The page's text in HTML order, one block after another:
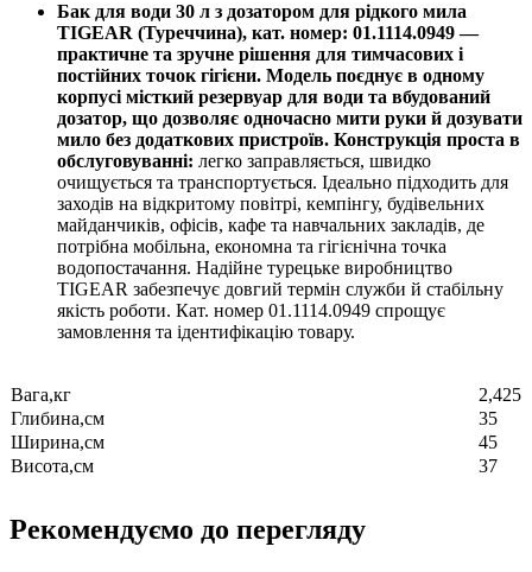
Бак для води 30 л з дозатором для рідкого мила
TIGEAR (Туреччина), кат. номер: 01.1114.0949 —
практичне та зручне рішення для тимчасових і
постійних точок гігієни. Модель поєднує в одному
корпусі місткий резервуар для води та вбудований
дозатор, що дозволяє одночасно мити руки й дозувати
мило без додаткових пристроїв. Конструкція проста в
обслуговуванні: легко заправляється, швидко
очищується та транспортується. Ідеально підходить для
заходів на відкритому повітрі, кемпінгу, будівельних
майданчиків, офісів, кафе та навчальних закладів, де
потрібна мобільна, економна та гігієнічна точка
водопостачання. Надійне турецьке виробництво
TIGEAR забезпечує довгий термін служби й стабільну
якість роботи. Кат. номер 01.1114.0949 спрощує
замовлення та ідентифікацію товару.
Вага,кг
2,425
Глибина,см
35
Ширина,см
45
Висота,см
37
Рекомендуємо до перегляду